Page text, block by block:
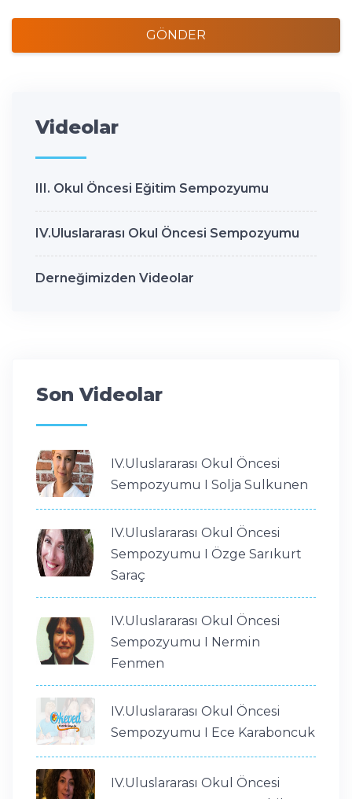
GÖNDER
Videolar
III. Okul Öncesi Eğitim Sempozyumu
IV.Uluslararası Okul Öncesi Sempozyumu
Derneğimizden Videolar
Son Videolar
IV.Uluslararası Okul Öncesi
Sempozyumu I Solja Sulkunen
IV.Uluslararası Okul Öncesi
Sempozyumu I Özge Sarıkurt
Saraç
IV.Uluslararası Okul Öncesi
Sempozyumu I Nermin
Fenmen
IV.Uluslararası Okul Öncesi
Sempozyumu I Ece Karaboncuk
IV.Uluslararası Okul Öncesi